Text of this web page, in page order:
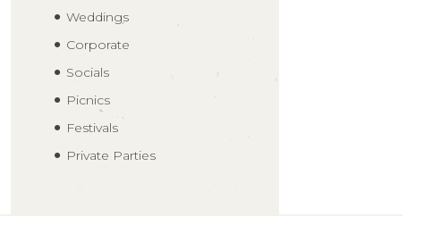
Weddings
Corporate
Socials
Picnics
Festivals
Private Parties